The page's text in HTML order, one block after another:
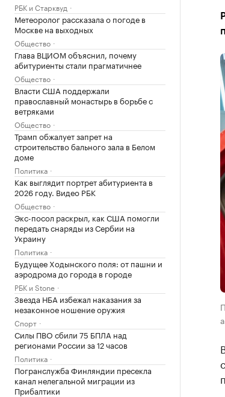
РБК и Старквуд
Метеоролог рассказала о погоде в
Москве на выходных
Общество
Глава ВЦИОМ объяснил, почему
абитуриенты стали прагматичнее
Общество
Власти США поддержали
православный монастырь в борьбе с
ветряками
Общество
Трамп обжалует запрет на
строительство бального зала в Белом
доме
Политика
Как выглядит портрет абитуриента в
2026 году. Видео РБК
Общество
Экс-посол раскрыл, как США помогли
передать снаряды из Сербии на
Украину
Политика
Будущее Ходынского поля: от пашни и
аэродрома до города в городе
РБК и Stone
Звезда НБА избежал наказания за
незаконное ношение оружия
Спорт
Силы ПВО сбили 75 БПЛА над
регионами России за 12 часов
Политика
Погранслужба Финляндии пресекла
канал нелегальной миграции из
Прибалтики